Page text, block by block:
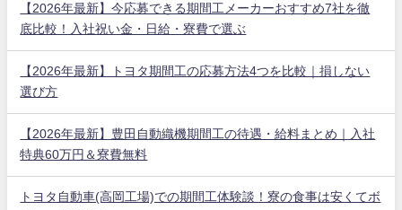
【2026年最新】今応募できる期間工メーカーおすすめ7社を徹
底比較！入社祝い金・日給・寮費で選ぶ
【2026年最新】トヨタ期間工の応募方法4つを比較｜損しない
選び方
【2026年最新】豊田自動織機期間工の待遇・給料まとめ｜入社
特典60万円＆寮費無料
トヨタ自動車(高岡工場)での期間工体験談！寮の食事は安くてボ